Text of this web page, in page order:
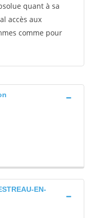
quant à sa
accès aux
comme pour
EN-